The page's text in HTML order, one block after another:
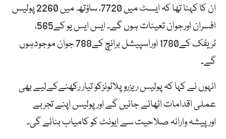
ان کا کہنا تھا کہ ایسٹ میں 7720، ساؤتھ میں 2260 پولیس
افسران اورجوان تعینات ہوں گے۔ ایس ایس یو کے565،
ٹریفک کے1780 اوراسپیشل برانچ کے788 جوان موجودہوں
گے۔
انہوں نے کہا کہ پولیس ریزرو پلاٹونزکو تیار رکھنےکےلیے بھی
عملی اقدامات اٹھائے جائیں گے اور پولیس اپنے تجربے
اورپیشہ وارانہ صلاحیت سے ایونٹ کو کامیاب بنائے گی۔